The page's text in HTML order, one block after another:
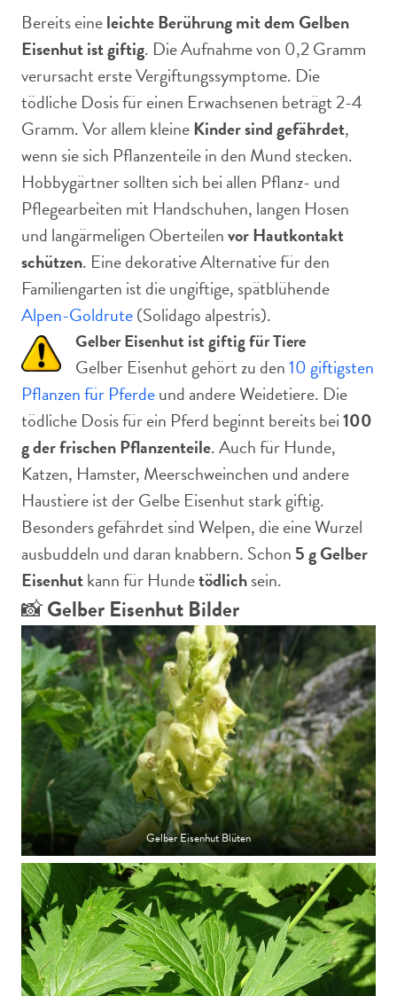
Bereits eineleichte Berührung mit dem Gelben
Eisenhut ist giftig. Die Aufnahme von 0,2 Gramm
verursacht erste Vergiftungssymptome. Die
tödliche Dosis für einen Erwachsenen beträgt 2-4
Gramm. Vor allem kleineKinder sind gefährdet,
wenn sie sich Pflanzenteile in den Mund stecken.
Hobbygärtner sollten sich bei allen Pflanz- und
Pflegearbeiten mit Handschuhen, langen Hosen
und langärmeligen Oberteilenvor Hautkontakt
schützen. Eine dekorative Alternative für den
Familiengarten ist die ungiftige, spätblühende
Alpen-Goldrute(Solidago alpestris).
Gelber Eisenhut ist giftig für Tiere
Gelber Eisenhut gehört zu den10 giftigsten
Pflanzen für Pferdeund andere Weidetiere. Die
tödliche Dosis für ein Pferd beginnt bereits bei100
g der frischen Pflanzenteile. Auch für Hunde,
Katzen, Hamster, Meerschweinchen und andere
Haustiere ist der Gelbe Eisenhut stark giftig.
Besonders gefährdet sind Welpen, die eine Wurzel
ausbuddeln und daran knabbern. Schon 5 g Gelber
Eisenhutkann für Hundetödlichsein.
📸Gelber Eisenhut Bilder
Gelber Eisenhut Blüten